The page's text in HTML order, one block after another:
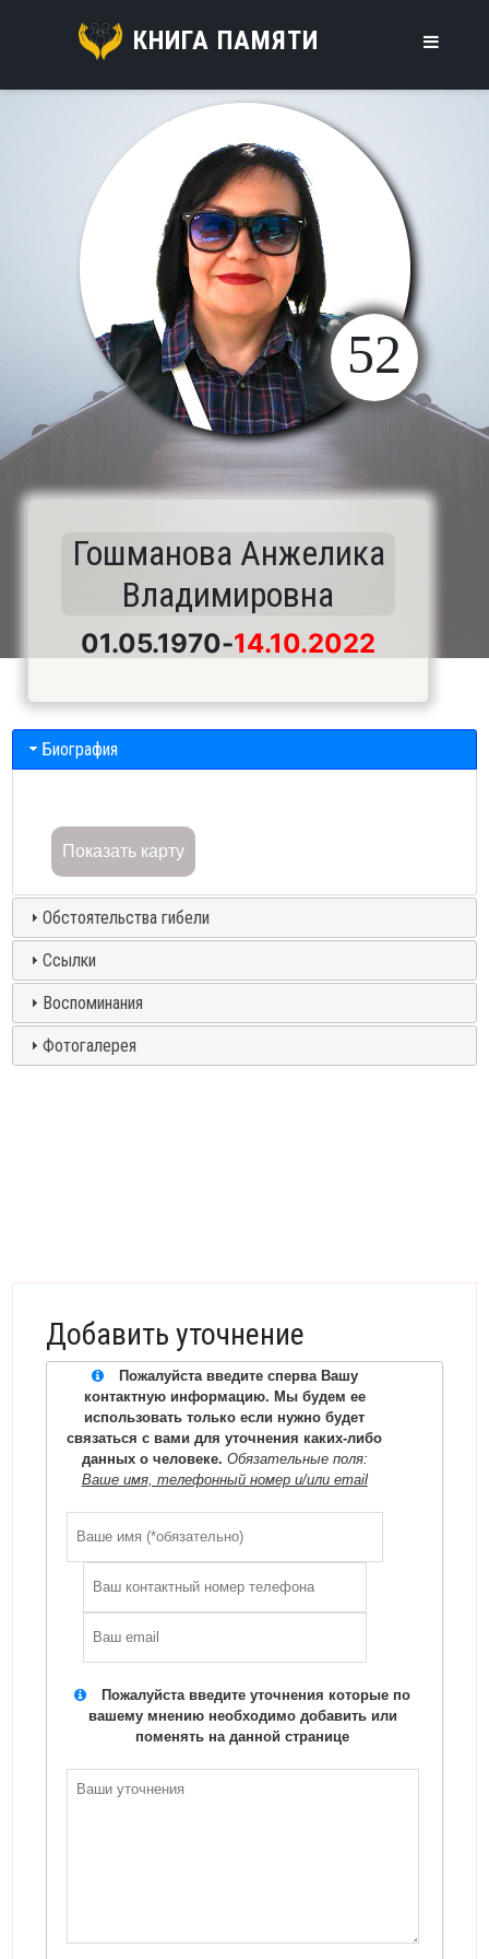
КНИГА ПАМЯТИ
52
Гошманова Анжелика
Владимировна
01.05.1970-14.10.2022
Биография
Показать карту
Обстоятельства гибели
Ссылки
Воспоминания
Фотогалерея
Добавить уточнение
Пожалуйста введите сперва Вашу
контактную информацию. Мы будем ее
использовать только если нужно будет
связаться с вами для уточнения каких-либо
данных о человеке. Обязательные поля:
Ваше имя, телефонный номер и/или email
Пожалуйста введите уточнения которые по
вашему мнению необходимо добавить или
поменять на данной странице